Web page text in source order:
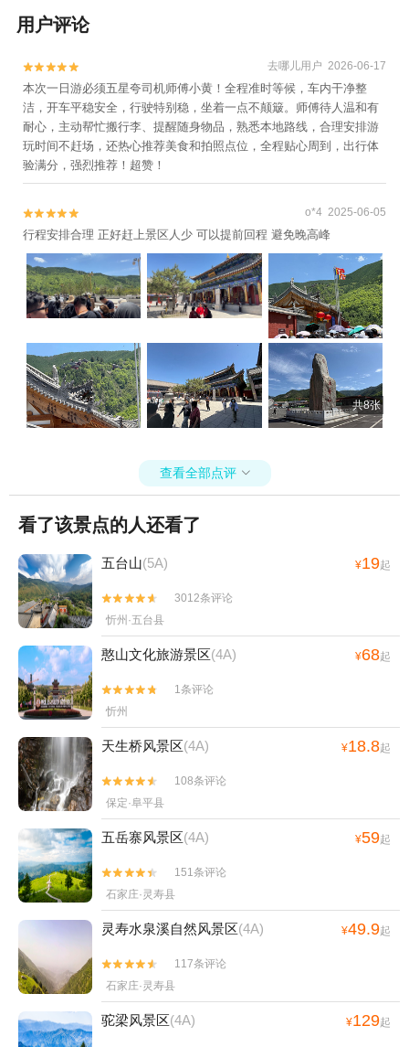
用户评论

 去哪儿用户 2026-06-17
本次一日游必须五星夸司机师傅小黄！全程准时等候，车内干净整
洁，开车平稳安全，行驶特别稳，坐着一点不颠簸。师傅待人温和有
耐心，主动帮忙搬行李、提醒随身物品，熟悉本地路线，合理安排游
玩时间不赶场，还热心推荐美食和拍照点位，全程贴心周到，出行体
验满分，强烈推荐！超赞！

 o*4 2025-06-05
行程安排合理 正好赶上景区人少 可以提前回程 避免晚高峰
共8张
查看全部点评 
看了该景点的人还看了
五台山(5A) ¥19起


3012条评论
忻州·五台县
憨山文化旅游景区(4A) ¥68起


1条评论
忻州
天生桥风景区(4A) ¥18.8起


108条评论
保定·阜平县
五岳寨风景区(4A) ¥59起


151条评论
石家庄·灵寿县
灵寿水泉溪自然风景区(4A) ¥49.9起


117条评论
石家庄·灵寿县
驼梁风景区(4A) ¥129起